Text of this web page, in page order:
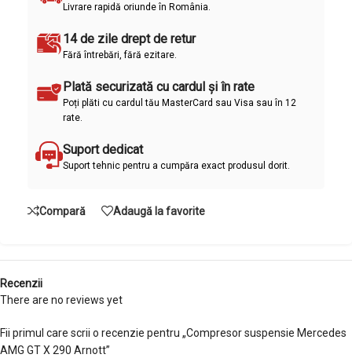
Livrare rapidă oriunde în România.
14 de zile drept de retur
Fără întrebări, fără ezitare.
Plată securizată cu cardul și în rate
Poți plăti cu cardul tău MasterCard sau Visa sau în 12
rate.
Suport dedicat
Suport tehnic pentru a cumpăra exact produsul dorit.
Compară Adaugă la favorite
Recenzii
There are no reviews yet
Fii primul care scrii o recenzie pentru „Compresor suspensie Mercedes
AMG GT X 290 Arnott”